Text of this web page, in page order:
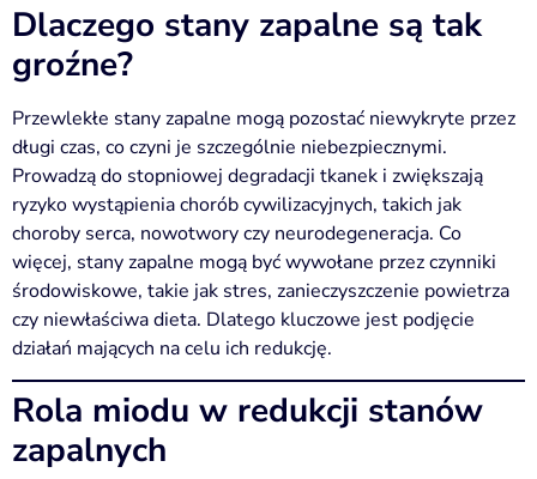
Dlaczego stany zapalne są tak
groźne?
Przewlekłe stany zapalne mogą pozostać niewykryte przez
długi czas, co czyni je szczególnie niebezpiecznymi.
Prowadzą do stopniowej degradacji tkanek i zwiększają
ryzyko wystąpienia chorób cywilizacyjnych, takich jak
choroby serca, nowotwory czy neurodegeneracja. Co
więcej, stany zapalne mogą być wywołane przez czynniki
środowiskowe, takie jak stres, zanieczyszczenie powietrza
czy niewłaściwa dieta. Dlatego kluczowe jest podjęcie
działań mających na celu ich redukcję.
Rola miodu w redukcji stanów
zapalnych